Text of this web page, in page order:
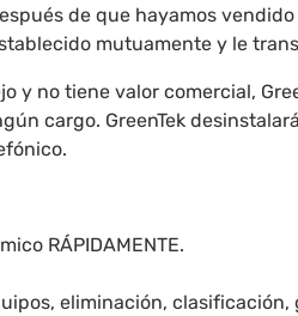
de que hayamos
mutuamente y le
y no tiene valor comercial,
cargo. GreenTek
RÁPIDAMENTE.
eliminación, clasificación,